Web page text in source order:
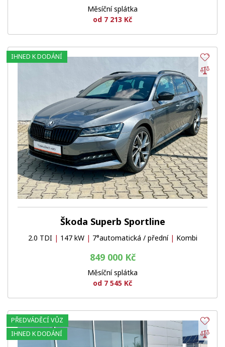
Měsíční splátka
od 7 213 Kč
Škoda Superb Sportline
2.0 TDI | 147 kW | 7°automatická / přední | Kombi
849 000 Kč
Měsíční splátka
od 7 545 Kč
IHNED K DODÁNÍ
PŘEDVÁDĚCÍ VŮZ
IHNED K DODÁNÍ